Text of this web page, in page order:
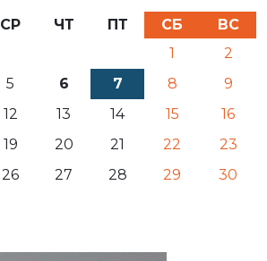
СР ЧТ ПТ СБ
ВС
1
2
5 6 7 8
9
12 13 14 15
16
19 20 21 22
23
26 27 28 29
30